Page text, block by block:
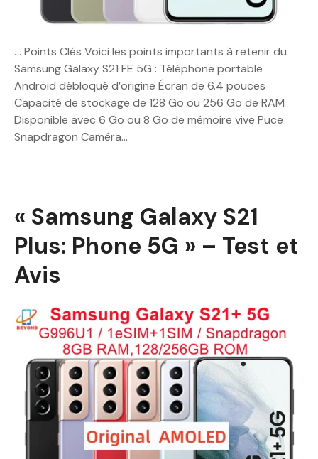
. . Points Clés Voici les points importants à retenir du
Samsung Galaxy S21 FE 5G : Téléphone portable
Android débloqué d’origine Écran de 6.4 pouces
Capacité de stockage de 128 Go ou 256 Go de RAM
Disponible avec 6 Go ou 8 Go de mémoire vive Puce
Snapdragon Caméra…
« Samsung Galaxy S21
Plus: Phone 5G » – Test et
Avis